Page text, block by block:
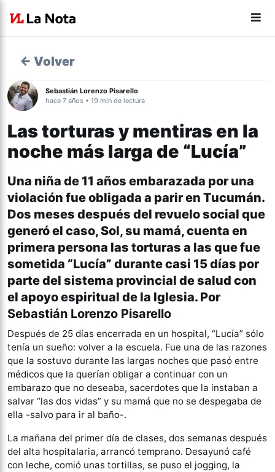
← Volver
Sebastián Lorenzo Pisarello
hace 7 años • 19 min de lectura
Las torturas y mentiras en la
noche más larga de “Lucía”
Una niña de 11 años embarazada por una
violación fue obligada a parir en Tucumán.
Dos meses después del revuelo social que
generó el caso, Sol, su mamá, cuenta en
primera persona las torturas a las que fue
sometida “Lucía” durante casi 15 días por
parte del sistema provincial de salud con
el apoyo espiritual de la Iglesia. Por
Sebastián Lorenzo Pisarello
Después de 25 días encerrada en un hospital, “Lucía” sólo
tenía un sueño: volver a la escuela. Fue una de las razones
que la sostuvo durante las largas noches que pasó entre
médicos que la querían obligar a continuar con un
embarazo que no deseaba, sacerdotes que la instaban a
salvar “las dos vidas” y su mamá que no se despegaba de
ella -salvo para ir al baño-.
La mañana del primer día de clases, dos semanas después
del alta hospitalaria, arrancó temprano. Desayunó café
con leche, comió unas tortillas, se puso el jogging, la